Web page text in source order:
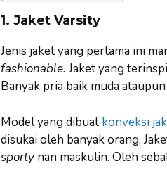
1. Jaket Varsity
Jenis jaket yang pertama ini
fashionable. Jaket yang
Banyak pria baik muda
Model yang dibuatkonveksi
disukai oleh banyak orang.
sporty nan maskulin. Oleh